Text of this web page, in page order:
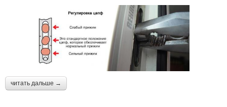
читать дальше →